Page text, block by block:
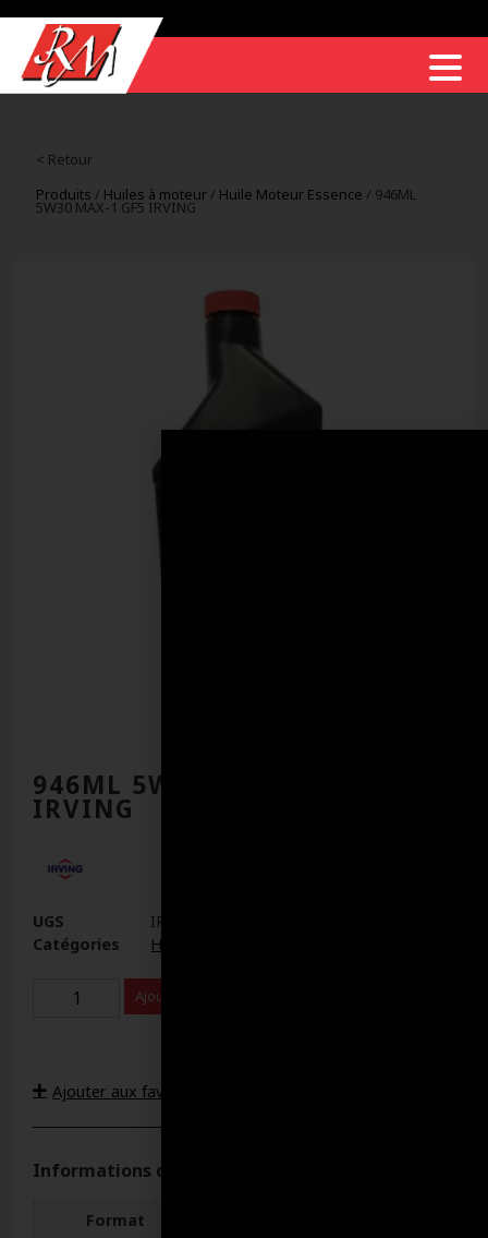
< Retour
Produits / Huiles à moteur/ Huile Moteur Essence / 946ML
5W30 MAX-1 GF5 IRVING
946ML 5W30 MAX-1 GF5
IRVING
UGS
IR93115
Catégories
Huile Moteur Essence
Ajouter au panier
Ajouter aux favoris
Informations complémentaires
Format